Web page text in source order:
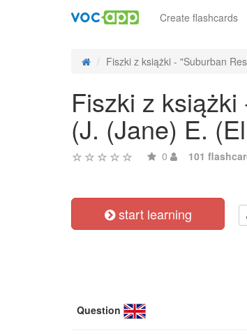
Create flashcards
Fiszki z książki - "Suburban
Fiszki z
(J. (Jane) E.
0 101
start learning
Question